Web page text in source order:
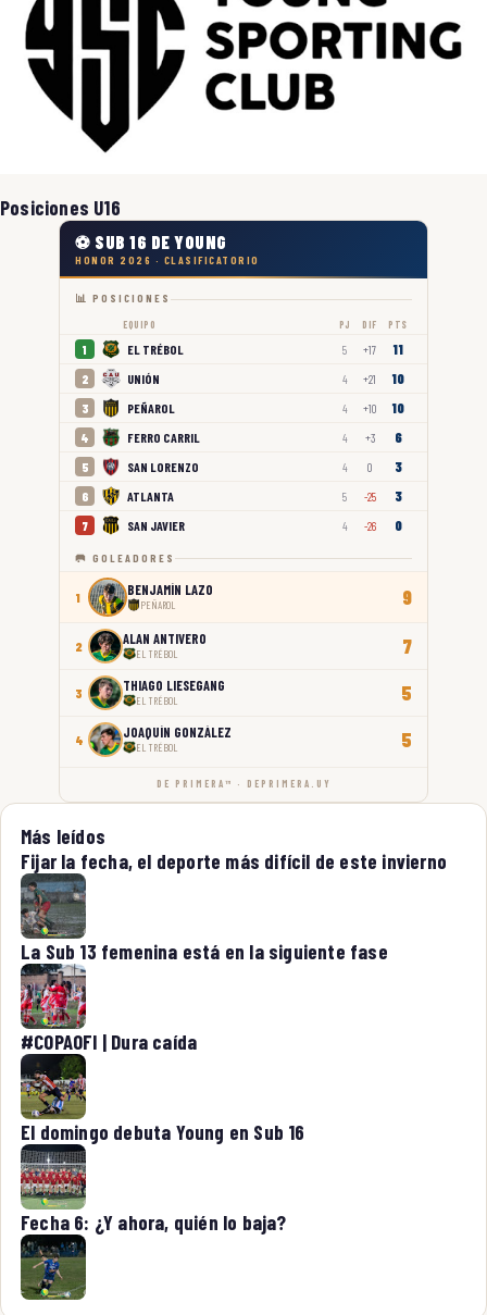
Posiciones U16
⚽ SUB 16 DE YOUNG
HONOR 2026 · CLASIFICATORIO
📊 POSICIONES
EQUIPO PJ DIF PTS
1 EL TRÉBOL 5 +17 11
2 UNIÓN 4 +21 10
3 PEÑAROL 4 +10 10
4 FERRO CARRIL 4 +3 6
5 SAN LORENZO 4 0 3
6 ATLANTA 5 -25 3
7 SAN JAVIER 4 -26 0
🥅 GOLEADORES
1 BENJAMÍN LAZO
PEÑAROL 9
2 ALAN ANTIVERO
EL TRÉBOL 7
3 THIAGO LIESEGANG
EL TRÉBOL 5
4 JOAQUÍN GONZÁLEZ
EL TRÉBOL 5
DE PRIMERA™ · DEPRIMERA.UY
Más leídos
Fijar la fecha, el deporte más difícil de este invierno
La Sub 13 femenina está en la siguiente fase
#COPAOFI | Dura caída
El domingo debuta Young en Sub 16
Fecha 6: ¿Y ahora, quién lo baja?